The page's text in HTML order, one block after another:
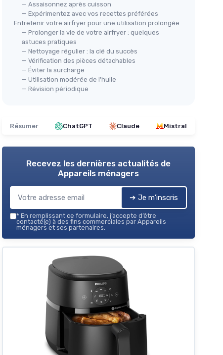
— Assaisonnez après cuisson
— Expérimentez avec vos recettes préférées
Entretenir votre airfryer pour une utilisation prolongée
— Prolonger la vie de votre airfryer : quelques
astuces pratiques
— Nettoyage régulier : la clé du succès
— Vérification des pièces détachables
— Éviter la surcharge
— Utilisation modérée de l'huile
— Révision périodique
Résumer ChatGPT Claude Mistral
Recevez les dernières actualités de
Appareils ménagers
➔ Je m'inscris
* En remplissant ce formulaire, j’accepte d’être
contacté(e) à des fins commerciales par Appareils
ménagers et ses partenaires.